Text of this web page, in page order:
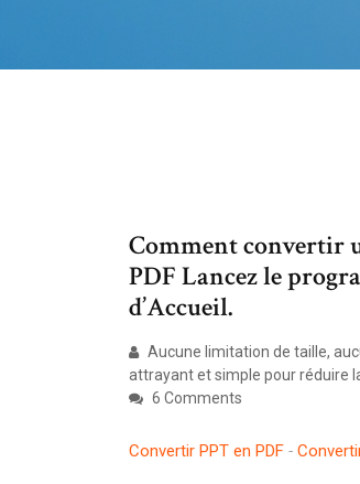
Comment convertir
PDF Lancez le
d’Accueil.
Aucune limitation de taille,
attrayant et simple pour réduire
6 Comments
Convertir PPT en PDF -